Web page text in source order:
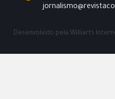
Desenvolvido pela Williarts